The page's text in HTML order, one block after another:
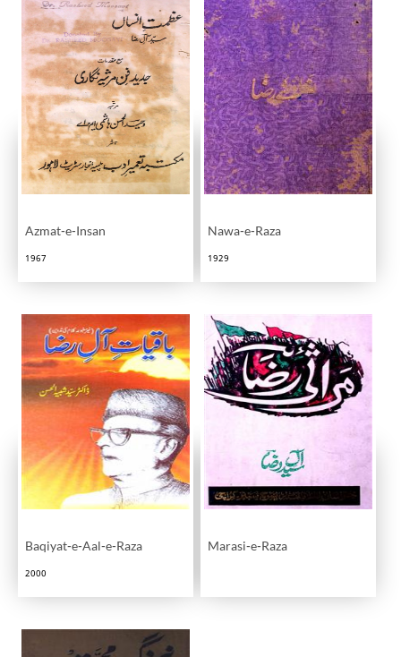
Azmat-e-Insan
1967
Nawa-e-Raza
1929
Baqiyat-e-Aal-e-Raza
2000
Marasi-e-Raza